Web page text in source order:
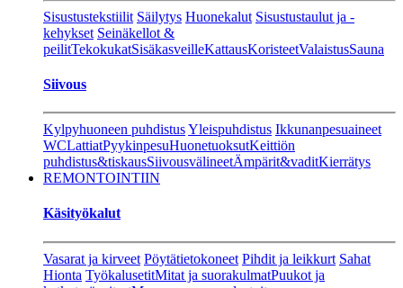
Sisustustekstiilit Säilytys Huonekalut Sisustustaulut ja -
kehykset Seinäkellot &
peilitTekokukatSisäkasveilleKattausKoristeetValaistusSauna
Siivous
Kylpyhuoneen puhdistusYleispuhdistus Ikkunanpesuaineet
WCLattiatPyykinpesuHuonetuoksutKeittiön
puhdistus&tiskausSiivousvälineetÄmpärit&vaditKierrätys
REMONTOINTIIN
Käsityökalut
Vasarat ja kirveet Pöytätietokoneet Pihdit ja leikkurt Sahat
Hionta TyökalusetitMitat ja suorakulmatPuukot ja